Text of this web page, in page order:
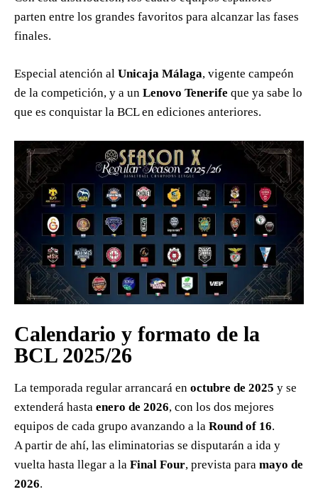
parten entre los grandes favoritos para alcanzar las fases
finales.
Especial atención al Unicaja Málaga, vigente campeón
de la competición, y a un Lenovo Tenerife que ya sabe lo
que es conquistar la BCL en ediciones anteriores.
Calendario y formato de la
BCL 2025/26
La temporada regular arrancará en octubre de 2025 y se
extenderá hasta enero de 2026, con los dos mejores
equipos de cada grupo avanzando a la Round of 16.
A partir de ahí, las eliminatorias se disputarán a ida y
vuelta hasta llegar a la Final Four, prevista para mayo de
2026.